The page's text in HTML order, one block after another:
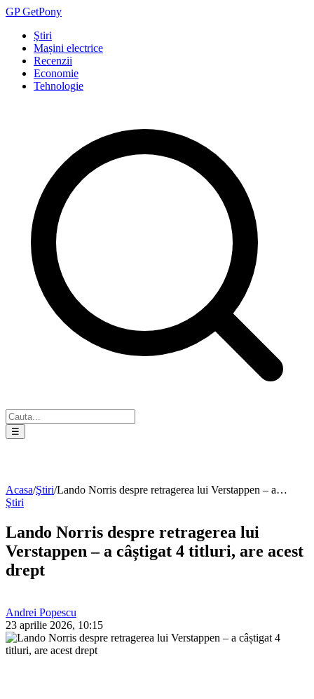
GPGetPony
Ştiri
Mașini electrice
Recenzii
Economie
Tehnologie
☰
Acasa/Ştiri/Lando Norris despre retragerea lui Verstappen – a…
Ştiri
Lando Norris despre retragerea lui
Verstappen – a câștigat 4 titluri, are acest
drept
Andrei Popescu
23 aprilie 2026, 10:15